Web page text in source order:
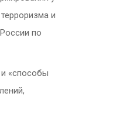
и
по
«способы